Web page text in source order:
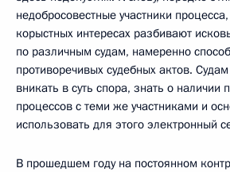
недобросовестные участники
корыстных интересах разбивают
по различным судам, намеренно
противоречивых судебных актов.
вникать в суть спора, знать о наличии
процессов с теми же участниками и
использовать для этого электронный
В прошедшем году на постоянном